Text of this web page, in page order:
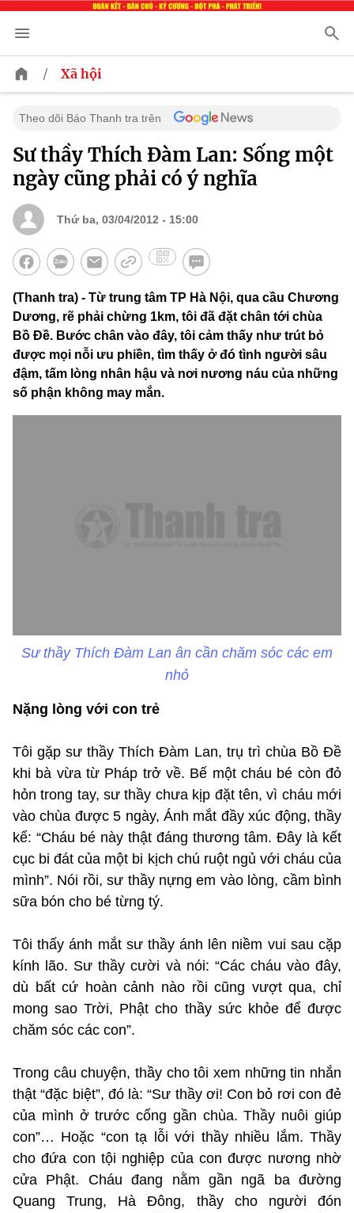
/ Xã hội
Theo dõi Báo Thanh tra trên
Sư thầy Thích Đàm Lan: Sống một
ngày cũng phải có ý nghĩa
Thứ ba, 03/04/2012 - 15:00
(Thanh tra) - Từ trung tâm TP Hà Nội, qua cầu Chương
Dương, rẽ phải chừng 1km, tôi đã đặt chân tới chùa
Bồ Đề. Bước chân vào đây, tôi cảm thấy như trút bỏ
được mọi nỗi ưu phiền, tìm thấy ở đó tình người sâu
đậm, tấm lòng nhân hậu và nơi nương náu của những
số phận không may mắn.
Sư thầy Thích Đàm Lan ân cần chăm sóc các em
nhỏ
Nặng lòng với con trẻ
Tôi gặp sư thầy Thích Đàm Lan, trụ trì chùa Bồ Đề
khi bà vừa từ Pháp trở về. Bế một cháu bé còn đỏ
hỏn trong tay, sư thầy chưa kịp đặt tên, vì cháu mới
vào chùa được 5 ngày, Ánh mắt đầy xúc động, thầy
kể: “Cháu bé này thật đáng thương tâm. Đây là kết
cục bi đát của một bi kịch chú ruột ngủ với cháu của
mình”. Nói rồi, sư thầy nựng em vào lòng, cầm bình
sữa bón cho bé từng tý.
Tôi thấy ánh mắt sư thầy ánh lên niềm vui sau cặp
kính lão. Sư thầy cười và nói: “Các cháu vào đây,
dù bất cứ hoàn cảnh nào rồi cũng vượt qua, chỉ
mong sao Trời, Phật cho thầy sức khỏe để được
chăm sóc các con”.
Trong câu chuyện, thầy cho tôi xem những tin nhắn
thật “đặc biệt”, đó là: “Sư thầy ơi! Con bỏ rơi con đẻ
của mình ở trước cổng gần chùa. Thầy nuôi giúp
con”… Hoặc “con tạ lỗi với thầy nhiều lắm. Thầy
cho đứa con tội nghiệp của con được nương nhờ
cửa Phật. Cháu đang nằm gần ngã ba đường
Quang Trung, Hà Đông, thầy cho người đón